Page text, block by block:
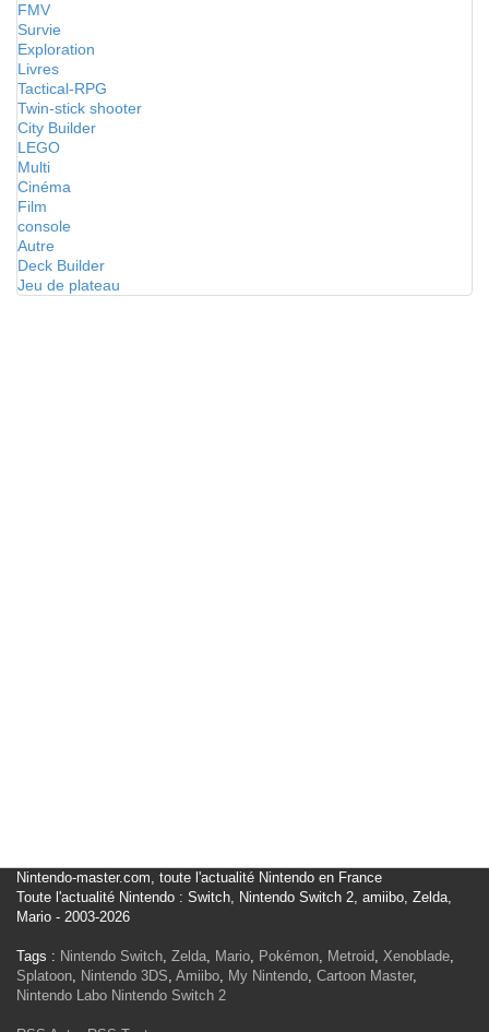
FMV
Survie
Exploration
Livres
Tactical-RPG
Twin-stick shooter
City Builder
LEGO
Multi
Cinéma
Film
console
Autre
Deck Builder
Jeu de plateau
Nintendo-master.com, toute l'actualité Nintendo en France
Toute l'actualité Nintendo : Switch, Nintendo Switch 2, amiibo, Zelda,
Mario - 2003-2026
Tags : Nintendo Switch, Zelda, Mario, Pokémon, Metroid, Xenoblade,
Splatoon, Nintendo 3DS, Amiibo, My Nintendo, Cartoon Master,
Nintendo Labo Nintendo Switch 2